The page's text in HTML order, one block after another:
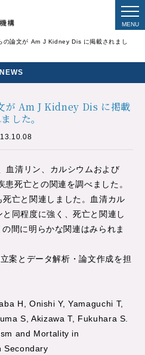
の論文が Am J Kidney Dis に掲載されまし
NEWS
が Am J Kidney Dis に掲載
した。
血清リン、カルシウムおよび
死亡との関連を調べました。
亡と関連しました。血清カル
同程度に強く、死亡と関連し
間に明らかな関連はみられま
案とデータ解析・論文作成を担
H, Onishi Y, Yamaguchi T,
S, Akizawa T, Fukuhara S.
and Mortality in
Secondary